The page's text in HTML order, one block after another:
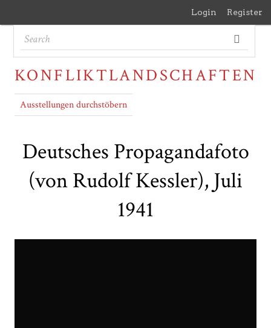
Login Register
KONFLIKTLANDSCHAFTEN
Ausstellungen durchstöbern
Deutsches Propagandafoto
(von Rudolf Kessler), Juli
1941